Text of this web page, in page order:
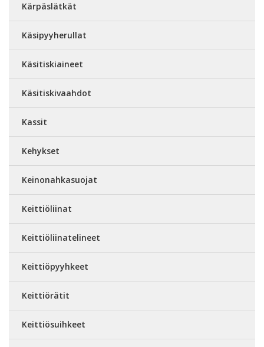
Kärpäslätkät
Käsipyyherullat
Käsitiskiaineet
Käsitiskivaahdot
Kassit
Kehykset
Keinonahkasuojat
Keittiöliinat
Keittiöliinatelineet
Keittiöpyyhkeet
Keittiörätit
Keittiösuihkeet